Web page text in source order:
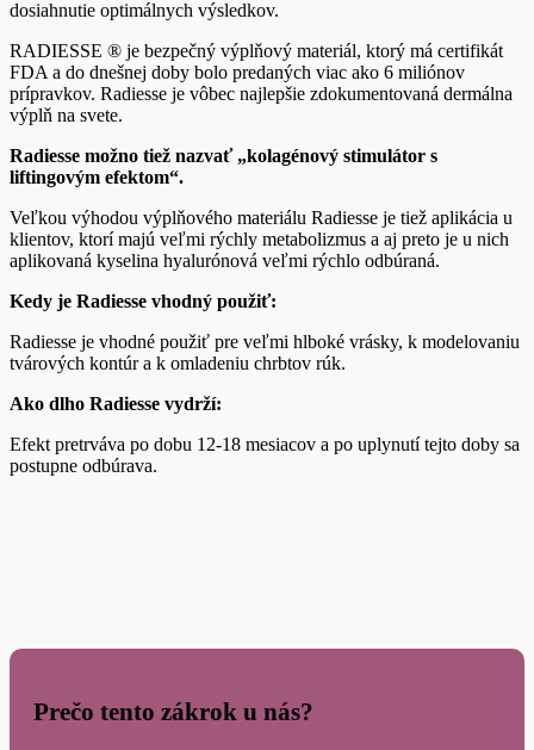
dosiahnutie optimálnych výsledkov.
RADIESSE ® je bezpečný výplňový materiál, ktorý má certifikát
FDA a do dnešnej doby bolo predaných viac ako 6 miliónov
prípravkov. Radiesse je vôbec najlepšie zdokumentovaná dermálna
výplň na svete.
Radiesse možno tiež nazvať „kolagénový stimulátor s
liftingovým efektom“.
Veľkou výhodou výplňového materiálu Radiesse je tiež aplikácia u
klientov, ktorí majú veľmi rýchly metabolizmus a aj preto je u nich
aplikovaná kyselina hyalurónová veľmi rýchlo odbúraná.
Kedy je Radiesse vhodný použiť:
Radiesse je vhodné použiť pre veľmi hlboké vrásky, k modelovaniu
tvárových kontúr a k omladeniu chrbtov rúk.
Ako dlho Radiesse vydrží:
Efekt pretrváva po dobu 12-18 mesiacov a po uplynutí tejto doby sa
postupne odbúrava.
Prečo tento zákrok u nás?